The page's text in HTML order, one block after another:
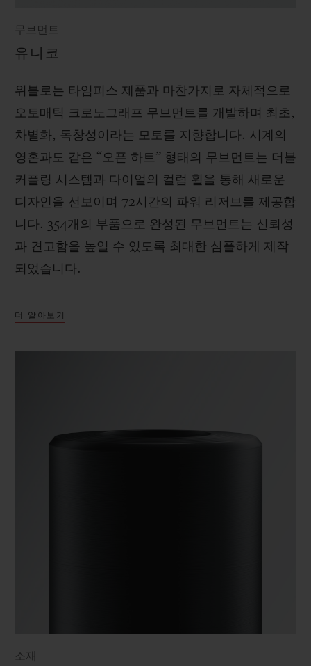
무브먼트
유니코
위블로는 타임피스 제품과 마찬가지로 자체적으로
오토매틱 크로노그래프 무브먼트를 개발하며 최초,
차별화, 독창성이라는 모토를 지향합니다. 시계의
영혼과도 같은 “오픈 하트” 형태의 무브먼트는 더블
커플링 시스템과 다이얼의 컬럼 휠을 통해 새로운
디자인을 선보이며 72시간의 파워 리저브를 제공합
니다. 354개의 부품으로 완성된 무브먼트는 신뢰성
과 견고함을 높일 수 있도록 최대한 심플하게 제작
되었습니다.
더 알아보기
소재